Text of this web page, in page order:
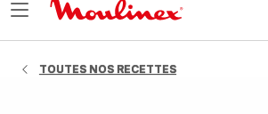
Ouvrir
TOUTES NOS RECETTES